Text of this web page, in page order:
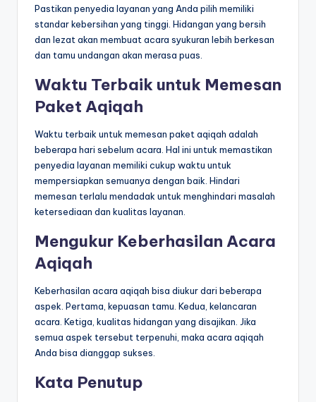
Pastikan penyedia layanan yang Anda pilih memiliki
standar kebersihan yang tinggi. Hidangan yang bersih
dan lezat akan membuat acara syukuran lebih berkesan
dan tamu undangan akan merasa puas.
Waktu Terbaik untuk Memesan
Paket Aqiqah
Waktu terbaik untuk memesan paket aqiqah adalah
beberapa hari sebelum acara. Hal ini untuk memastikan
penyedia layanan memiliki cukup waktu untuk
mempersiapkan semuanya dengan baik. Hindari
memesan terlalu mendadak untuk menghindari masalah
ketersediaan dan kualitas layanan.
Mengukur Keberhasilan Acara
Aqiqah
Keberhasilan acara aqiqah bisa diukur dari beberapa
aspek. Pertama, kepuasan tamu. Kedua, kelancaran
acara. Ketiga, kualitas hidangan yang disajikan. Jika
semua aspek tersebut terpenuhi, maka acara aqiqah
Anda bisa dianggap sukses.
Kata Penutup